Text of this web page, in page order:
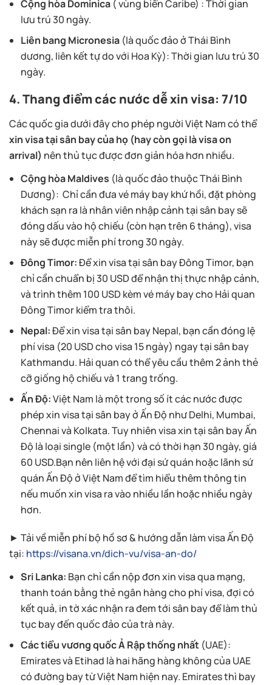
Cộng hòa Dominica ( vùng biển Caribe) : Thời gian
lưu trú 30 ngày.
Liên bang Micronesia (là quốc đảo ở Thái Bình
dương, liên kết tự do với Hoa Kỳ): Thời gian lưu trú 30
ngày.
4. Thang điểm các nước dễ xin visa: 7/10
Các quốc gia dưới đây cho phép người Việt Nam có thể
xin visa tại sân bay của họ (hay còn gọi là visa on
arrival) nên thủ tục được đơn giản hóa hơn nhiều.
Cộng hòa Maldives (là quốc đảo thuộc Thái Bình
Dương): Chỉ cần đưa vé máy bay khứ hồi, đặt phòng
khách sạn ra là nhân viên nhập cảnh tại sân bay sẽ
đóng dấu vào hộ chiếu (còn hạn trên 6 tháng), visa
này sẽ được miễn phí trong 30 ngày.
Đông Timor:Để xin visa tại sân bay Đông Timor, bạn
chỉ cần chuẩn bị 30 USD để nhận thị thực nhập cảnh,
và trình thêm 100 USD kèm vé máy bay cho Hải quan
Đông Timor kiểm tra thôi.
Nepal:Để xin visa tại sân bay Nepal, bạn cần đóng lệ
phí visa (20 USD cho visa 15 ngày) ngay tại sân bay
Kathmandu. Hải quan có thể yêu cầu thêm 2 ảnh thẻ
cỡ giống hộ chiếu và 1 trang trống.
Ấn Độ:Việt Nam là một trong số ít các nước được
phép xin visa tại sân bay ở Ấn Độ như Delhi, Mumbai,
Chennai và Kolkata. Tuy nhiên visa xin tại sân bay Ấn
Độ là loại single (một lần) và có thời hạn 30 ngày, giá
60 USD.Bạn nên liên hệ với đại sứ quán hoặc lãnh sứ
quán Ấn Độ ở Việt Nam để tìm hiểu thêm thông tin
nếu muốn xin visa ra vào nhiều lần hoặc nhiều ngày
hơn.
► Tải về miễn phí bộ hồ sơ & hướng dẫn làm visa Ấn Độ
tại: https://visana.vn/dich-vu/visa-an-do/
Sri Lanka: Bạn chỉ cần nộp đơn xin visa qua mạng,
thanh toán bằng thẻ ngân hàng cho phí visa, đợi có
kết quả, in tờ xác nhận ra đem tới sân bay để làm thủ
tục bay đến quốc đảo của trà này.
Các tiểu vương quốc Ả Rập thống nhất (UAE):
Emirates và Etihad là hai hãng hàng không của UAE
có đường bay từ Việt Nam hiện nay. Emirates thì bay